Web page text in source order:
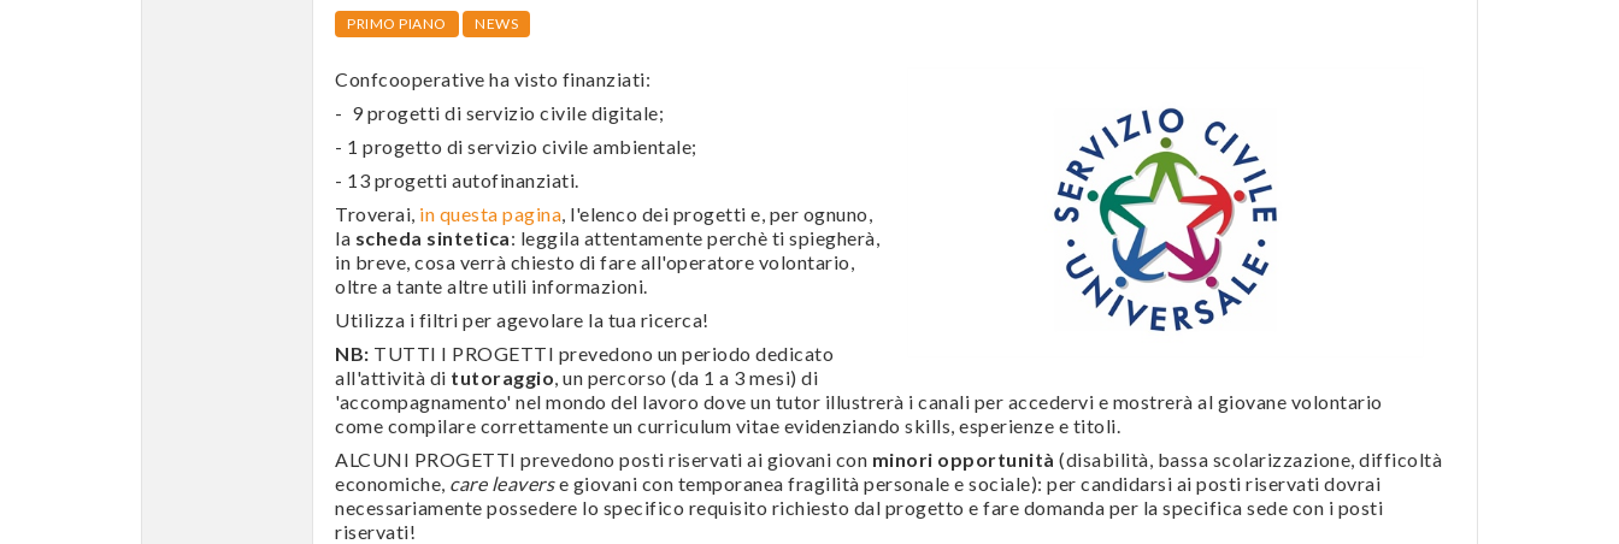
PRIMO PIANO NEWS
Confcooperative ha visto finanziati:
- 9 progetti di servizio civile digitale;
- 1 progetto di servizio civile ambientale;
- 13 progetti autofinanziati.
Troverai, in questa pagina, l'elenco dei progetti e, per ognuno,
la scheda sintetica: leggila attentamente perchè ti spiegherà,
in breve, cosa verrà chiesto di fare all'operatore volontario,
oltre a tante altre utili informazioni.
Utilizza i filtri per agevolare la tua ricerca!
NB: TUTTI I PROGETTI prevedono un periodo dedicato
all'attività di tutoraggio, un percorso (da 1 a 3 mesi) di
'accompagnamento' nel mondo del lavoro dove un tutor illustrerà i canali per accedervi e mostrerà al giovane volontario
come compilare correttamente un curriculum vitae evidenziando skills, esperienze e titoli.
ALCUNI PROGETTI prevedono posti riservati ai giovani con minori opportunità (disabilità, bassa scolarizzazione, difficoltà
economiche, care leaverse giovani con temporanea fragilità personale e sociale): per candidarsi ai posti riservati dovrai
necessariamente possedere lo specifico requisito richiesto dal progetto e fare domanda per la specifica sede con i posti
riservati!